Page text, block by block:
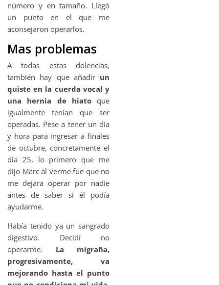
número y en tamaño. Llegó
un punto en el que me
aconsejaron operarlos.
Mas problemas
A todas estas dolencias,
también hay que añadir un
quiste en la cuerda vocal y
una hernia de hiatoque
igualmente tenían que ser
operadas. Pese a tener un día
y hora para ingresar a finales
de octubre, concretamente el
día 25, lo primero que me
dijo Marc al verme fue que no
me dejara operar por nadie
antes de saber si él podía
ayudarme.
Había tenido ya un sangrado
digestivo. Decidí no
operarme. La migraña,
progresivamente, va
mejorando hasta el punto